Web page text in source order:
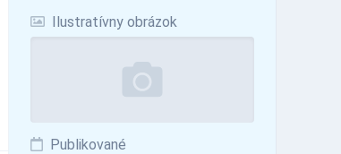
Ilustratívny obrázok
Publikované